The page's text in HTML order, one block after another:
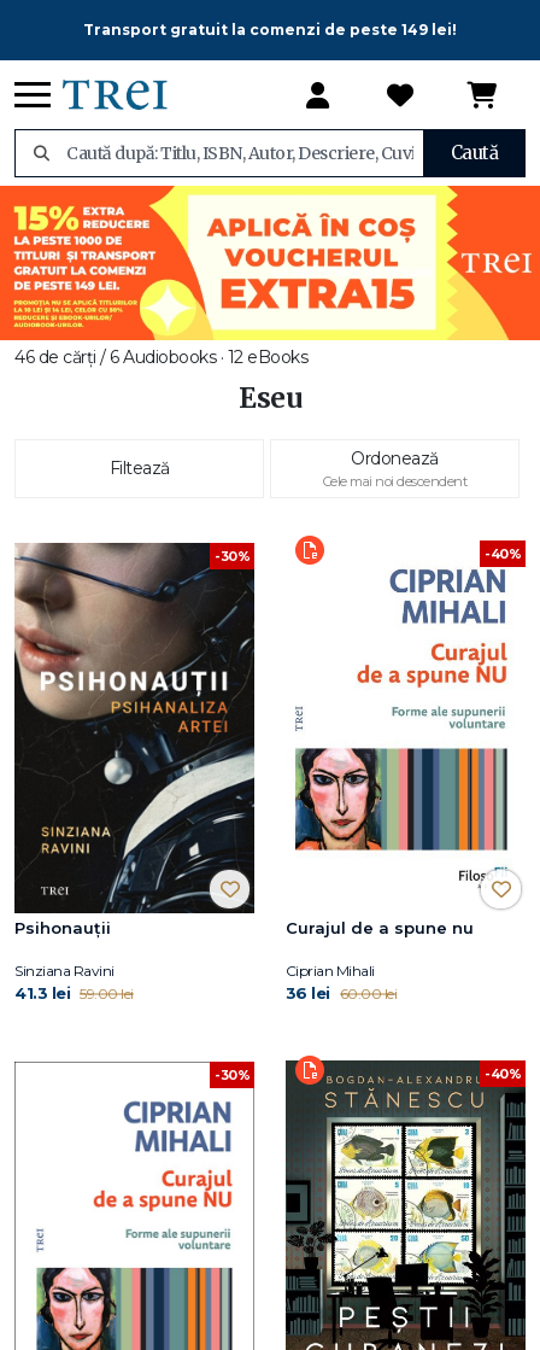
Transport gratuit la comenzi de peste 149 lei!
Caută
46 de cărți / 6 Audiobooks · 12 eBooks
Eseu
Filtează Ordonează
Cele mai noi descendent
-30%
Psihonauții
Sinziana Ravini
41.3 lei 59.00 lei
-40%
Curajul de a spune nu
Ciprian Mihali
36 lei 60.00 lei
-30% -40%